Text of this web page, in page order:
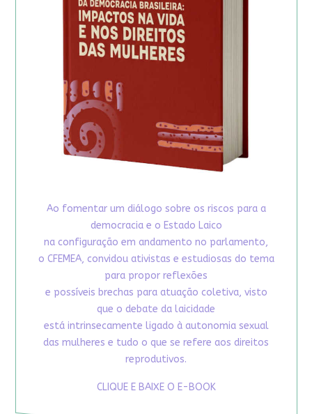
Ao fomentar um diálogo sobre os riscos para a
democracia e o Estado Laico
na configuração em andamento no parlamento,
o CFEMEA, convidou ativistas e estudiosas do tema
para propor reflexões
e possíveis brechas para atuação coletiva, visto
que o debate da laicidade
está intrinsecamente ligado à autonomia sexual
das mulheres e tudo o que se refere aos direitos
reprodutivos.
CLIQUE E BAIXE O E-BOOK